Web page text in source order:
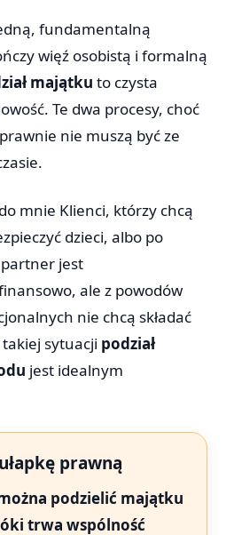
fundamentalną
więź osobistą i formalną
majątku to czysta
Te dwa procesy, choć
nie muszą być ze
mnie Klienci, którzy chcą
dzieci, albo po
jest
ale z powodów
nie chcą składać
sytuacji podział
jest idealnym
prawną
podzielić majątku
trwa wspólność